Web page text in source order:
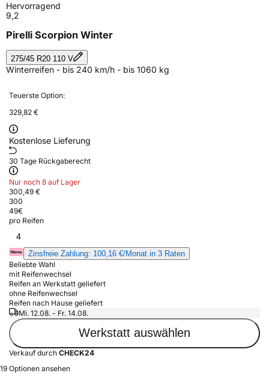
Hervorragend
9,2
Pirelli Scorpion Winter
275/45 R20 110 V
Winterreifen - bis 240 km/h - bis 1060 kg
Teuerste Option:
329,82 €
Kostenlose Lieferung
30 Tage Rückgaberecht
Nur noch 8 auf Lager
300,49 €
300
49€
pro Reifen
4
Zinsfreie Zahlung: 100,16 €/Monat in 3 Raten
Beliebte Wahl
mit Reifenwechsel
Reifen an Werkstatt geliefert
ohne Reifenwechsel
Reifen nach Hause geliefert
Mi. 12.08. - Fr. 14.08.
Werkstatt auswählen
Verkauf durch CHECK24
19 Optionen ansehen